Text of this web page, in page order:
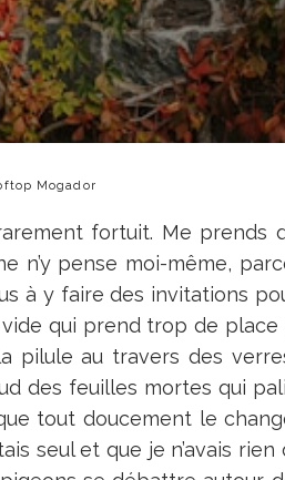
Mogador
fortuit. Me prends
n’y pense moi-même,
à y faire des invitations
qui prend trop de place
au travers des
des feuilles mortes qui
tout doucement le
seul et que je n’avais rien